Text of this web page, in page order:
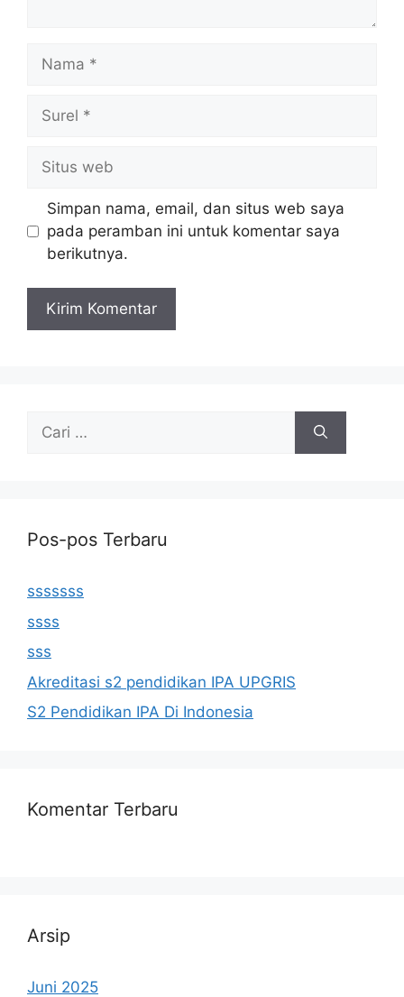
web
Simpan nama, email, dan situs web saya
pada peramban ini untuk komentar saya
berikutnya.
Cari
Pos-pos Terbaru
sssssss
ssss
sss
Akreditasi s2 pendidikan IPA UPGRIS
S2 Pendidikan IPA Di Indonesia
Komentar Terbaru
Arsip
Juni 2025